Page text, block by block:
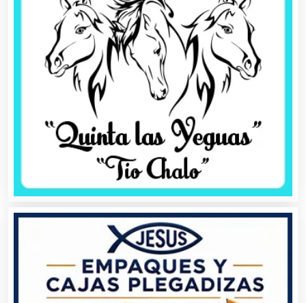
Artículos para el Hogar
Artículos para Regalos
Artículos Personales
Artículos Publicitarios
Aseguradoras
Asesores Técnicos